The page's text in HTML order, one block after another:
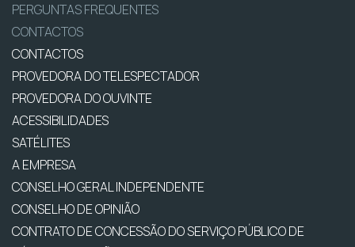
PERGUNTAS FREQUENTES
CONTACTOS
CONTACTOS
PROVEDORA DO TELESPECTADOR
PROVEDORA DO OUVINTE
ACESSIBILIDADES
SATÉLITES
A EMPRESA
CONSELHO GERAL INDEPENDENTE
CONSELHO DE OPINIÃO
CONTRATO DE CONCESSÃO DO SERVIÇO PÚBLICO DE